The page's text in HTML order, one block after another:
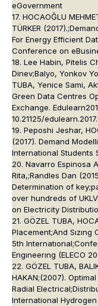
eGovernment
17. HOCAOĞLU
TÜRKER
For Energy Efficient
Conference on
18. Lee Habin, Pitelis
Dinev;Balyo, Yonkov
TUBA, Yenice Sami,
Green Data Centres
Exchange.
10.21125/
19. Peposhi Jeshar,
(2017). Demand
International Students
20. Navarro Espinosa
Rita,;Randles Dan
Determination of
over hundreds of
on Electricity
21. GÖZEL TUBA,
Placement;And Sızıng
5th
Engıneerıng (ELECO
22. GÖZEL TUBA,
HAKAN;(2007).
Radial
International